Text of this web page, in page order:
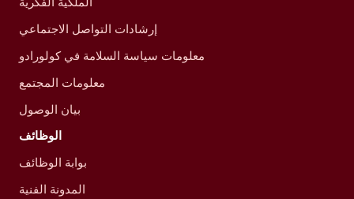
إرشادات التواصل الاجتماعي
معلومات سياسة السلامة في كولورادو
معلومات المجتمع
بيان الوصول
الوظائف
بوابة الوظائف
المدونة الفنية